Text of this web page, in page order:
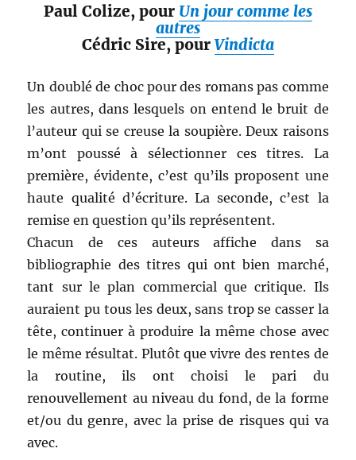
Paul Colize, pour Un jour comme les
autres
Cédric Sire, pourVindicta
Un doublé de choc pour des romans pas comme
les autres, dans lesquels on entend le bruit de
l’auteur qui se creuse la soupière. Deux raisons
m’ont poussé à sélectionner ces titres. La
première, évidente, c’est qu’ils proposent une
haute qualité d’écriture. La seconde, c’est la
remise en question qu’ils représentent.
Chacun de ces auteurs affiche dans sa
bibliographie des titres qui ont bien marché,
tant sur le plan commercial que critique. Ils
auraient pu tous les deux, sans trop se casser la
tête, continuer à produire la même chose avec
le même résultat. Plutôt que vivre des rentes de
la routine, ils ont choisi le pari du
renouvellement au niveau du fond, de la forme
et/ou du genre, avec la prise de risques qui va
avec.